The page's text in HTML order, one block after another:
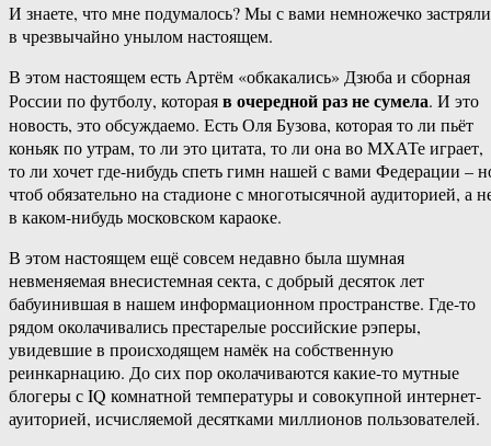
И знаете, что мне подумалось? Мы с вами немножечко застряли
в чрезвычайно унылом настоящем.
В этом настоящем есть Артём «обкакались» Дзюба и сборная
России по футболу, котораяв очередной раз не сумела. И это
новость, это обсуждаемо. Есть Оля Бузова, которая то ли пьёт
коньяк по утрам, то ли это цитата, то ли она во МХАТе играет,
то ли хочет где-нибудь спеть гимн нашей с вами Федерации –
чтоб обязательно на стадионе с многотысячной аудиторией, а
в каком-нибудь московском караоке.
В этом настоящем ещё совсем недавно была шумная
невменяемая внесистемная секта, с добрый десяток лет
бабуинившая в нашем информационном пространстве. Где-то
рядом околачивались престарелые российские рэперы,
увидевшие в происходящем намёк на собственную
реинкарнацию. До сих пор околачиваются какие-то мутные
блогеры с IQ комнатной температуры и совокупной интернет-
ауиторией, исчисляемой десятками миллионов пользователей.